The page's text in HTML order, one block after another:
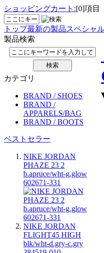
ショッピングカート:[0]項目
トップ最新の製品スペシャ
製品検索
カテゴリ
BRAND / SHOES
BRAND /
APPARELS/BAG
BRAND / BOOTS
ベストセラー
NIKE JORDAN
PHAZE 23 2
b.apruce/wht-g.glow
602671-331
NIKE JORDAN
FLIGHT45 HIGH
blk/wht-d.gry-c.gry